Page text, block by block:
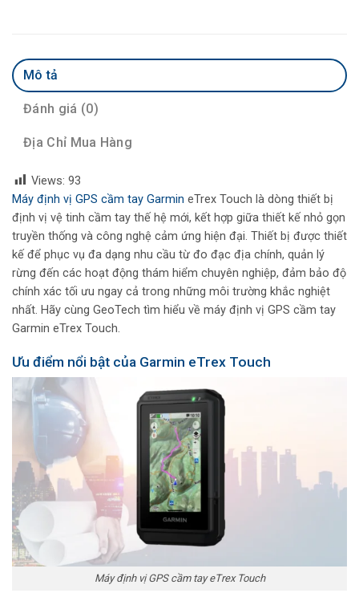
Mô tả
Đánh giá (0)
Địa Chỉ Mua Hàng
Views: 93
Máy định vị GPS cầm tay Garmin eTrex Touch là dòng thiết bị
định vị vệ tinh cầm tay thế hệ mới, kết hợp giữa thiết kế nhỏ gọn
truyền thống và công nghệ cảm ứng hiện đại. Thiết bị được thiết
kế để phục vụ đa dạng nhu cầu từ đo đạc địa chính, quản lý
rừng đến các hoạt động thám hiểm chuyên nghiệp, đảm bảo độ
chính xác tối ưu ngay cả trong những môi trường khắc nghiệt
nhất. Hãy cùng GeoTech tìm hiểu về máy định vị GPS cầm tay
Garmin eTrex Touch.
Ưu điểm nổi bật của Garmin eTrex Touch
Máy định vị GPS cầm tay eTrex Touch